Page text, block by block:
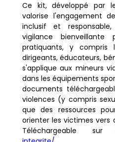
Ce kit, développé par
valorise l'engagement
inclusif et
vigilance
pratiquants, y compris
dirigeants, éducateurs,
s'applique aux mineurs
dans les équipements
documents
violences (y compris
que des ressources
orienter les victimes vers
Téléchargeable